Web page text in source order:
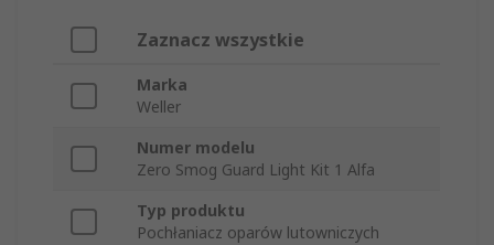
Zaznacz wszystkie
Marka
Weller
Numer modelu
Zero Smog Guard Light Kit 1 Alfa
Typ produktu
Pochłaniacz oparów lutowniczych